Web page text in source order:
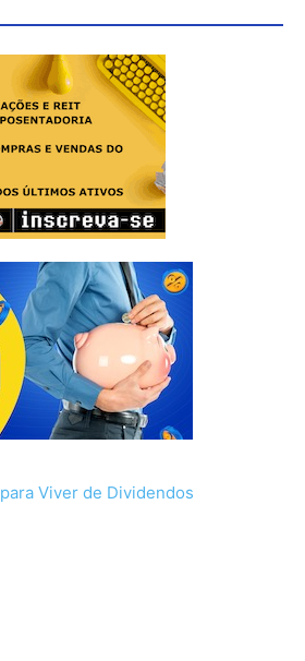
Viver de Dividendos